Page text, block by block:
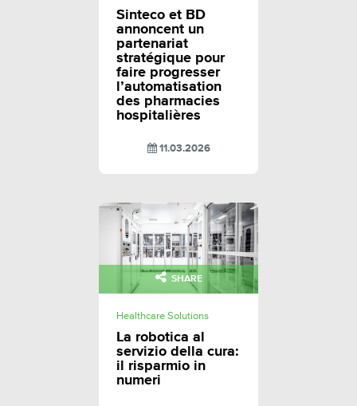
Sinteco et BD
annoncent un
partenariat
stratégique pour
faire progresser
l’automatisation
des pharmacies
hospitalières
11.03.2026
SHARE
Healthcare Solutions
La robotica al
servizio della cura:
il risparmio in
numeri